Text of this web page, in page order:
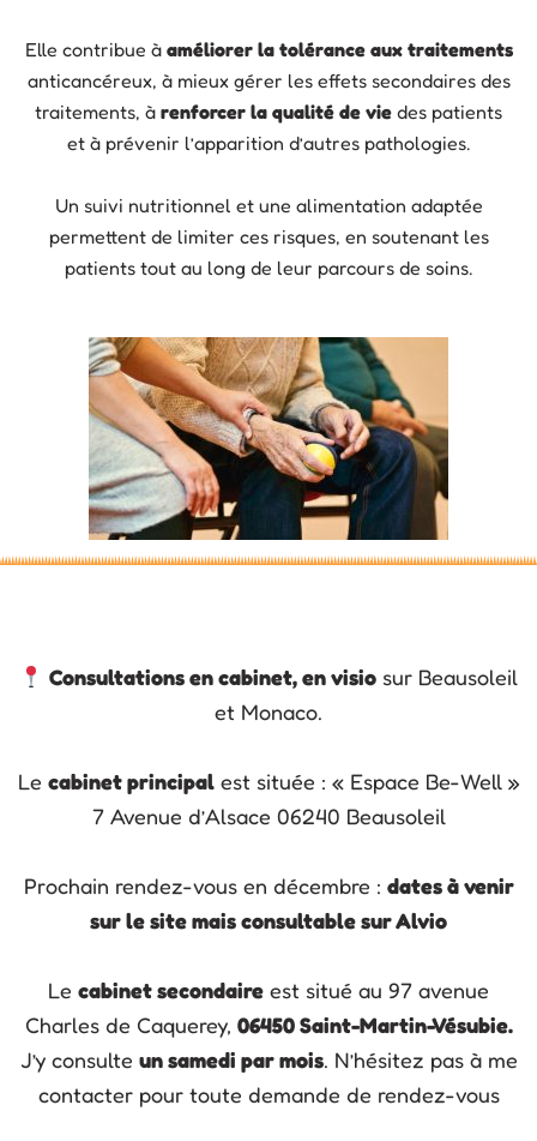
Elle contribue à améliorer la tolérance aux traitements
anticancéreux, à mieux gérer les effets secondaires des
traitements, à renforcer la qualité de vie des patients
et à prévenir l’apparition d’autres pathologies.
Un suivi nutritionnel et une alimentation adaptée
permettent de limiter ces risques, en soutenant les
patients tout au long de leur parcours de soins.
Consultations en cabinet, en visio sur Beausoleil
et Monaco.
Le cabinet principal est située : « Espace Be-Well »
7 Avenue d’Alsace 06240 Beausoleil
Prochain rendez-vous en décembre : dates à venir
sur le site mais consultable sur Alvio
Le cabinet secondaire est situé au 97 avenue
Charles de Caquerey, 06450 Saint-Martin-Vésubie.
J’y consulte un samedi par mois. N’hésitez pas à me
contacter pour toute demande de rendez-vous